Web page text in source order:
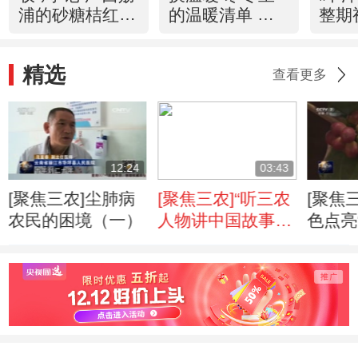
浦的砂糖桔红了
的温暖清单 整
整期
精选 查看更多
12:24
[聚焦三农]尘肺病
农民的困境（一）
03:43
[聚焦三农]“听三农
人物讲中国故事”
意
[聚焦
色点